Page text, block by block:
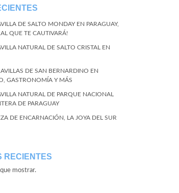
DE SALTO MONDAY EN PARAGUAY,
QUE TE CAUTIVARÁ!
NATURAL DE SALTO CRISTAL EN
DE SAN BERNARDINO EN
GASTRONOMÍA Y MÁS
NATURAL DE PARQUE NACIONAL
DE PARAGUAY
DE ENCARNACIÓN, LA JOYA DEL SUR
RECIENTES
mostrar.